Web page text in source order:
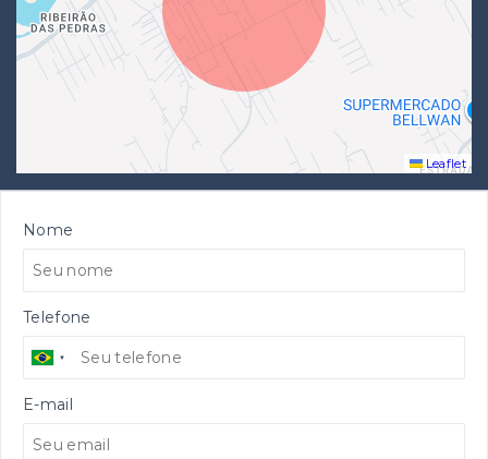
Leaflet
Nome
Telefone
E-mail